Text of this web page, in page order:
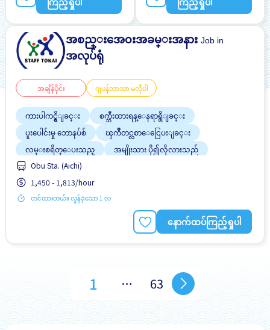
အစည္းအေ၀းအခမ္းအနားJob in
အလုပ်ရုံ
အချိန်ပိုင်း ဂျပန်ဘာသာ မလိုပါ
ကားပါကင္ရွိျခင္း
စက္ဘီးထားရန္ေနရာရွိျခင္း
ပူးပေါင်းမှု ဘောနပ်စ်
ၾကိဳတင္လစာေငြေပးျခင္း
လမ္းစရိတ္ေပးသည္
အမျိုးသား ပို၍လိုလားသည်
အလုပ္အေတြ႕အၾကံဳရွိရန္မလို
ဂ်ပန္စာမတတ္လည္းအဆင္ေျပသည္
Obu Sta. (Aichi)
1,450 - 1,813/hour
တင်ထားတယ်။ လွန်ခဲ့သော 1 လ
နောက်ထပ်ကြည့်ရှုပါ
1 … 63